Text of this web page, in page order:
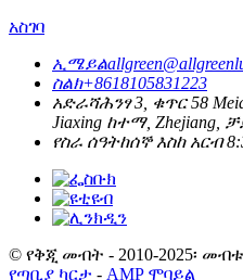
አስገባ
ኢሜይል
ስልክ+8618105831223
አድራሻሕንፃ 3, ቁጥር 58
Jiaxing ከተማ, Zhejiang,
የስራ ሰዓትከሰኞ እስከ አርብ
© የቅጂ መብት - 2010-2025፡
የጣቢያ ካርታ - AMP ሞባይል